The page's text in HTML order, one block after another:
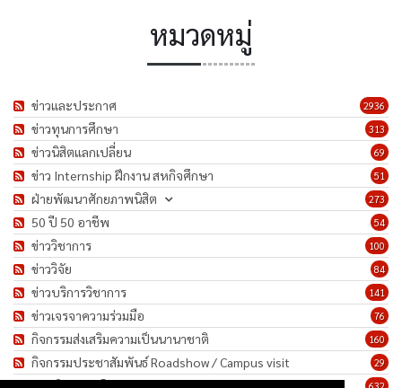
หมวดหมู่
2936
ข่าวและประกาศ
313
ข่าวทุนการศึกษา
69
ข่าวนิสิตแลกเปลี่ยน
51
ข่าว Internship ฝึกงาน สหกิจศึกษา
273
ฝ่ายพัฒนาศักยภาพนิสิต
54
50 ปี 50 อาชีพ
100
ข่าววิชาการ
84
ข่าววิจัย
141
ข่าวบริการวิชาการ
76
ข่าวเจรจาความร่วมมือ
160
กิจกรรมส่งเสริมความเป็นนานาชาติ
29
กิจกรรมประชาสัมพันธ์ Roadshow / Campus visit